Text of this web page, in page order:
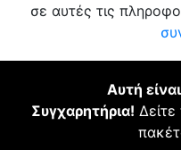
σε αυτές τις
Αυτή
Συγχαρητήρια!